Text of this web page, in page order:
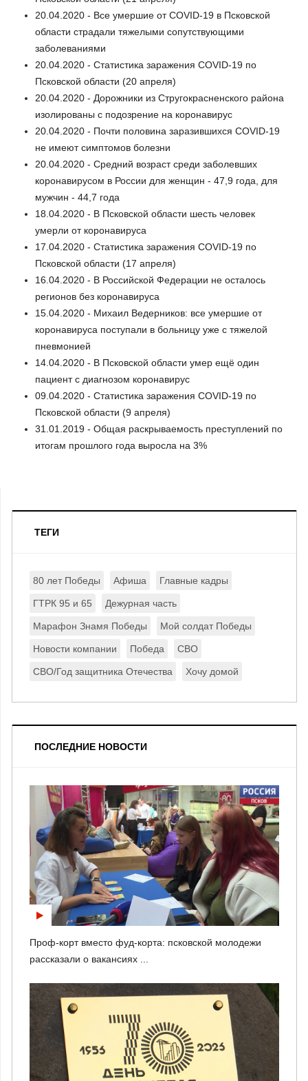
20.04.2020 - Все умершие от COVID-19 в Псковской
области страдали тяжелыми сопутствующими
заболеваниями
20.04.2020 - Статистика заражения COVID-19 по
Псковской области (20 апреля)
20.04.2020 - Дорожники из Стругокрасненского района
изолированы с подозрение на коронавирус
20.04.2020 - Почти половина заразившихся COVID-19
не имеют симптомов болезни
20.04.2020 - Средний возраст среди заболевших
коронавирусом в России для женщин - 47,9 года, для
мужчин - 44,7 года
18.04.2020 - В Псковской области шесть человек
умерли от коронавируса
17.04.2020 - Статистика заражения COVID-19 по
Псковской области (17 апреля)
16.04.2020 - В Российской Федерации не осталось
регионов без коронавируса
15.04.2020 - Михаил Ведерников: все умершие от
коронавируса поступали в больницу уже с тяжелой
пневмонией
14.04.2020 - В Псковской области умер ещё один
пациент с диагнозом коронавирус
09.04.2020 - Статистика заражения COVID-19 по
Псковской области (9 апреля)
31.01.2019 - Общая раскрываемость преступлений по
итогам прошлого года выросла на 3%
ТЕГИ
80 лет Победы Афиша Главные кадры
ГТРК 95 и 65 Дежурная часть
Марафон Знамя Победы Мой солдат Победы
Новости компании Победа СВО
СВО/Год защитника Отечества Хочу домой
ПОСЛЕДНИЕ НОВОСТИ
Проф-корт вместо фуд-корта: псковской молодежи
рассказали о вакансиях ...